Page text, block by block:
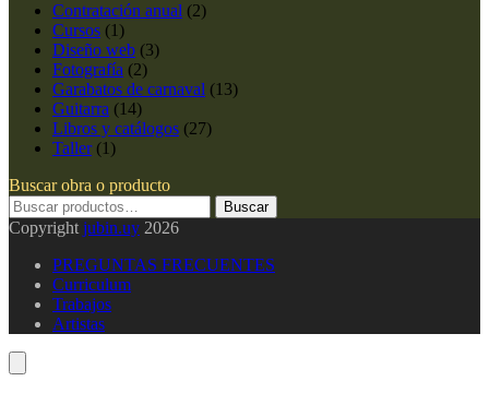
Contratación anual (2)
Cursos (1)
Diseño web (3)
Fotografía (2)
Garabatos de carnaval (13)
Guitarra (14)
Libros y catálogos (27)
Taller (1)
Buscar obra o producto
Buscar
por:
Buscar
Copyright jubin.uy 2026
PREGUNTAS FRECUENTES
Curriculum
Trabajos
Artistas